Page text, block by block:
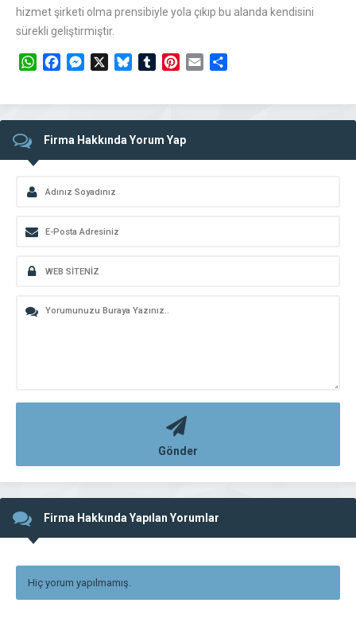
hizmet şirketi olma prensibiyle yola çıkıp bu alanda kendisini
sürekli geliştirmiştir.
WhatsAppFacebookMessengerBlueskyTumblrPinterest
Email
Firma Hakkında Yorum Yap
Gönder
Firma Hakkında Yapılan Yorumlar
Hiç yorum yapılmamış.